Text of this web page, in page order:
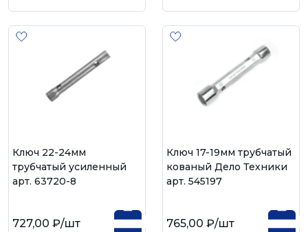
Ключ 22-24мм
трубчатый усиленный
арт. 63720-8
727,00 ₽/шт
Ключ 17-19мм трубчатый
кованый Дело Техники
арт. 545197
765,00 ₽/шт